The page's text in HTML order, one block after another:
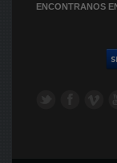
ENCONTRANOS